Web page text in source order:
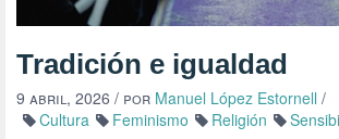
Tradición e igualdad
9 abril, 2026 / por Manuel López Estornell /
Cultura
Feminismo Religión